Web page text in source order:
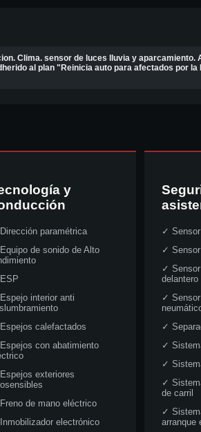
Clima. sensor de luces lluvia y aparcamiento.
al plan "Reinicia auto para afectados por la
y
Dirección paramétrica
Equipo de sonido de Alto
ESP
Espejo interior anti
Espejos calefactados
Espejos con abatimiento
Espejos exteriores
Freno de mano eléctrico
Inmobilizador electrónico
✓
✓
✓
✓
✓
✓
✓
✓
de carril
✓
arranque